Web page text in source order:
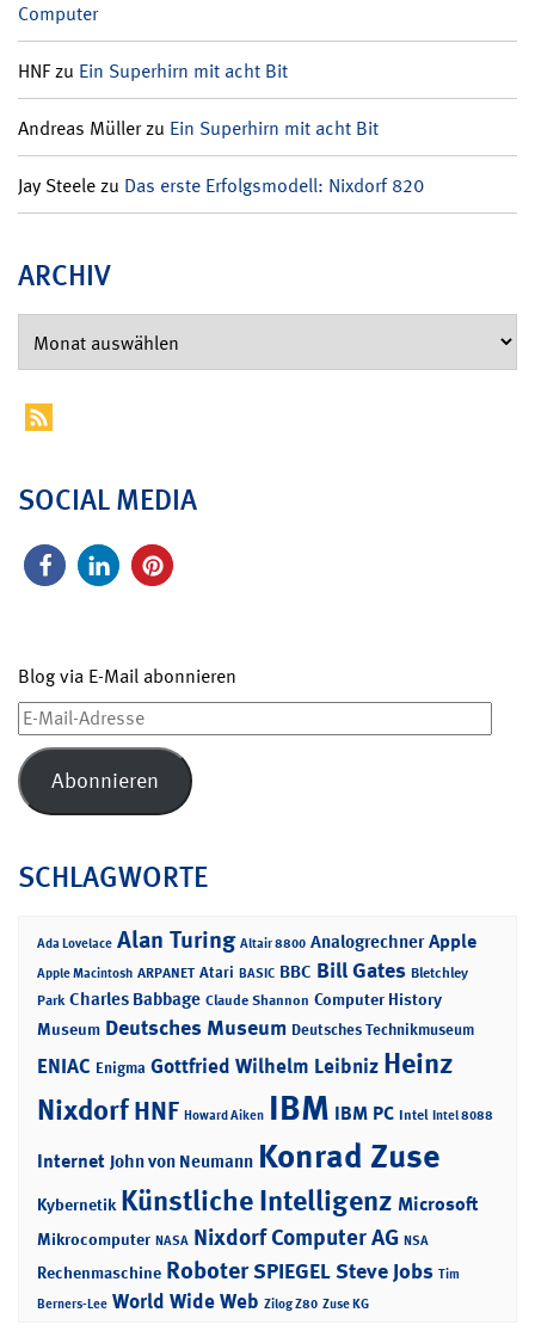
Computer
HNFzu Ein Superhirn mit acht Bit
Andreas Müllerzu Ein Superhirn mit acht Bit
Jay Steelezu Das erste Erfolgsmodell: Nixdorf 820
ARCHIV
SOCIAL MEDIA
Blog via E-Mail abonnieren
E-
Mail-
Adresse
Abonnieren
SCHLAGWORTE
Ada Lovelace Alan Turing Altair 8800 Analogrechner Apple
Apple Macintosh ARPANET Atari BASIC BBC Bill Gates Bletchley
Park Charles Babbage Claude Shannon Computer History
Museum Deutsches Museum Deutsches Technikmuseum
ENIAC Enigma Gottfried Wilhelm Leibniz Heinz
NixdorfHNF Howard Aiken IBM IBM PC Intel Intel 8088
Internet John von Neumann Konrad Zuse
Kybernetik Künstliche Intelligenz Microsoft
Mikrocomputer NASA Nixdorf Computer AG NSA
Rechenmaschine RoboterSPIEGELSteve Jobs Tim
Berners-Lee World Wide Web Zilog Z80 Zuse KG